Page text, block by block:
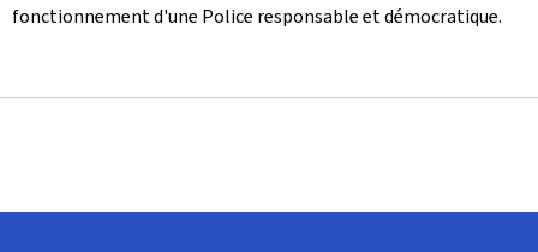
fonctionnement d'une Police responsable et démocratique.